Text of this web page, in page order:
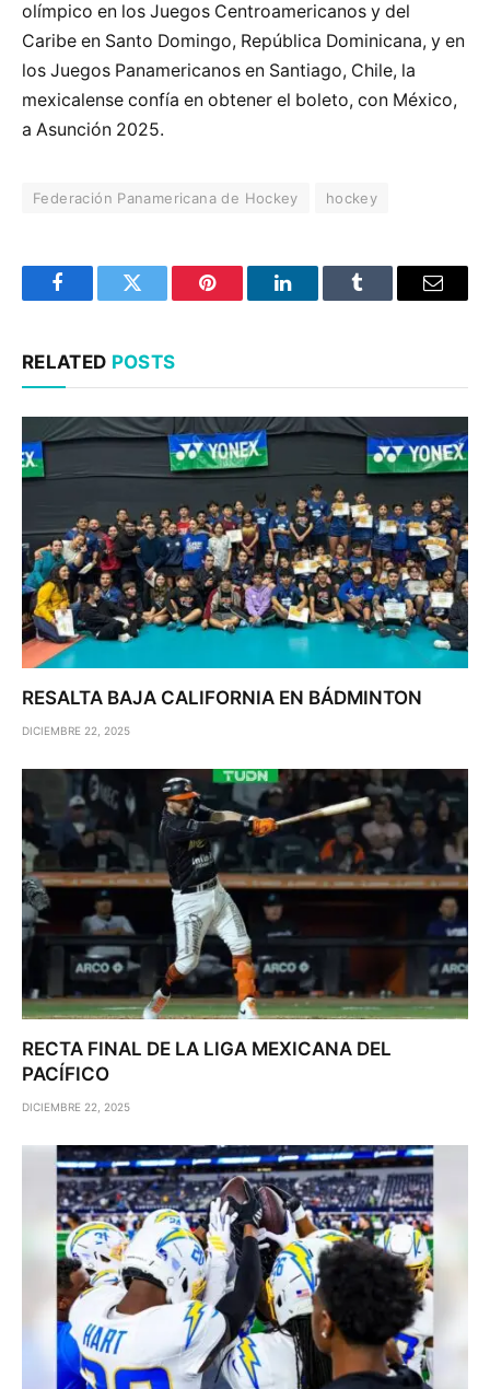
olímpico en los Juegos Centroamericanos y del
Caribe en Santo Domingo, República Dominicana, y en
los Juegos Panamericanos en Santiago, Chile, la
mexicalense confía en obtener el boleto, con México,
a Asunción 2025.
Federación Panamericana de Hockey hockey
FacebookTwitter Pinterest LinkedInTumblr Email
RELATED POSTS
RESALTA BAJA CALIFORNIA EN BÁDMINTON
DICIEMBRE 22, 2025
RECTA FINAL DE LA LIGA MEXICANA DEL
PACÍFICO
DICIEMBRE 22, 2025